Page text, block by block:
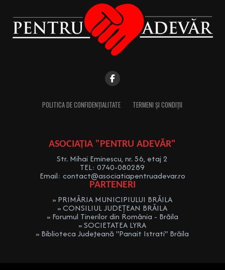
POLITICA DE CONFIDENȚIALITATE TERMENI ȘI CONDIȚII
ASOCIAȚIA "PENTRU ADEVĂR"
Str. Mihai Eminescu, nr. 56, etaj 2
TEL: 0740-080289
Email: contact@asociatiapentruadevar.ro
PARTENERI
» PRIMĂRIA MUNICIPIULUI BRĂILA
» CONSILIUL JUDEȚEAN BRĂILA
» Forumul Tinerilor din România - Brăila
» SOCIETATEA LYRA
» Biblioteca Judeţeană "Panait Istrati" Brăila